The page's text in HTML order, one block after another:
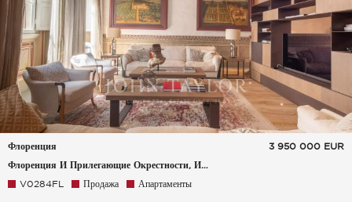
Флоренция
Флоренция И Прилегающие Окрестности, Италия
3 950 000 EUR
V0284FL Продажа Апартаменты